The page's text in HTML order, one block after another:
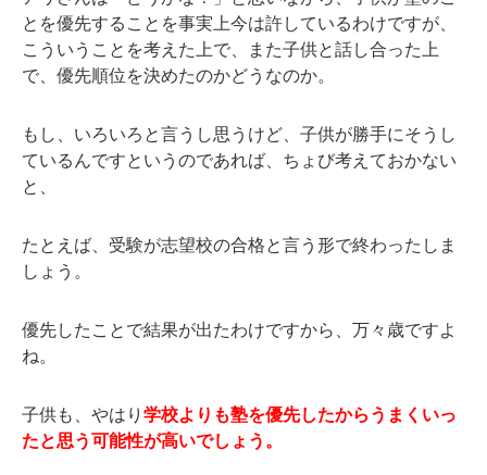
とを優先することを事実上今は許しているわけですが、
こういうことを考えた上で、また子供と話し合った上
で、優先順位を決めたのかどうなのか。
もし、いろいろと言うし思うけど、子供が勝手にそうし
ているんですというのであれば、ちょび考えておかない
と、
たとえば、受験が志望校の合格と言う形で終わったしま
しょう。
優先したことで結果が出たわけですから、万々歳ですよ
ね。
子供も、やはり 学校よりも塾を優先したからうまくいっ
たと思う可能性が高いでしょう。